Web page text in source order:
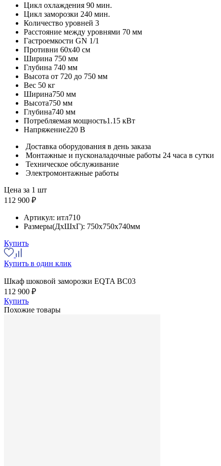
Цикл охлаждения 90 мин.
Цикл заморозки 240 мин.
Количество уровней 3
Расстояние между уровнями 70 мм
Гастроемкости GN 1/1
Противни 60х40 см
Ширина 750 мм
Глубина 740 мм
Высота от 720 до 750 мм
Вес 50 кг
Ширина750 мм
Высота750 мм
Глубина740 мм
Потребляемая мощность1.15 кВт
Напряжение220 В
Доставка оборудования в день заказа
Монтажные и пусконаладочные работы 24 часа в сутки
Техническое обслуживание
Электромонтажные работы
Цена за 1 шт
112 900 ₽
Артикул: итл710
Размеры(ДхШхГ): 750x750x740мм
Купить
Купить в один клик
Шкаф шоковой заморозки EQTA BC03
112 900 ₽
Купить
Похожие товары